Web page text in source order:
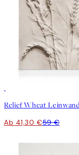
Relief Wheat
Ab 41,30 €59 €